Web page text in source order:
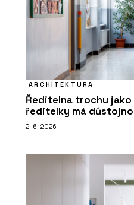
ARCHITEKTURA
Ředitelna trochu jako
ředitelky má
2. 6. 2026